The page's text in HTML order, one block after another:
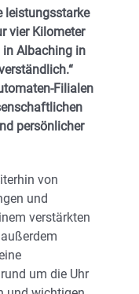
leistungsstarke
vier Kilometer
in Albaching in
Filialen
persönlicher
von
und
verstärkten
um die Uhr